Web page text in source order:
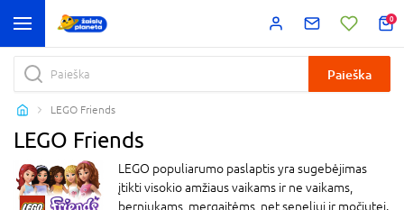
0
Paieška
LEGO Friends
LEGO Friends
LEGO populiarumo paslaptis yra sugebėjimas
įtikti visokio amžiaus vaikams ir ne vaikams,
berniukams, mergaitėms, net seneliui ir močiutei.